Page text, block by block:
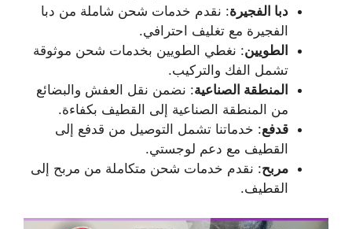
دبا الفجيرة: نقدم خدمات شحن شاملة من دبا
الفجيرة مع تغليف احترافي.
الطويين: نغطي الطويين بخدمات شحن موثوقة
تشمل الفك والتركيب.
المنطقة الصناعية: نضمن نقل العفش والبضائع
من المنطقة الصناعية إلى القطيف بكفاءة.
قدفع: خدماتنا تشمل التوصيل من قدفع إلى
القطيف مع دعم لوجستي.
مربح: نقدم خدمات شحن متكاملة من مربح إلى
القطيف.